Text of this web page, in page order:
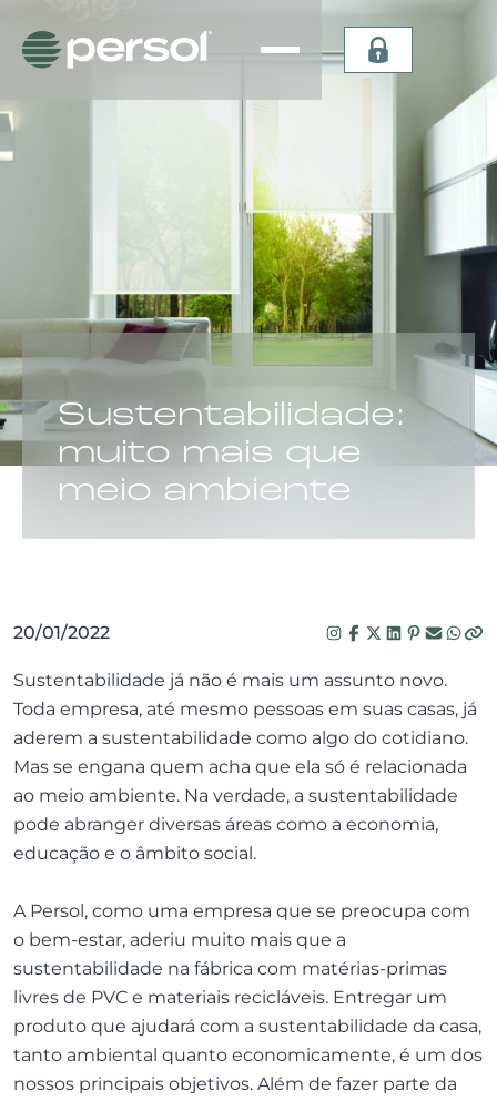
Persiana
Vertical
Persiana
Lummia
Plissada
Celular
Celular de
Dual Sky
Light
CATEGORIA:
Sustentabilidade:
muito mais que
meio ambiente
20/01/2022
Sustentabilidade já não é mais um assunto novo.
Toda empresa, até mesmo pessoas em suas casas, já
aderem a sustentabilidade como algo do cotidiano.
Mas se engana quem acha que ela só é relacionada
ao meio ambiente. Na verdade, a sustentabilidade
pode abranger diversas áreas como a economia,
educação e o âmbito social.
A Persol, como uma empresa que se preocupa com
o bem-estar, aderiu muito mais que a
sustentabilidade na fábrica com matérias-primas
livres de PVC e materiais recicláveis. Entregar um
produto que ajudará com a sustentabilidade da casa,
tanto ambiental quanto economicamente, é um dos
nossos principais objetivos. Além de fazer parte da